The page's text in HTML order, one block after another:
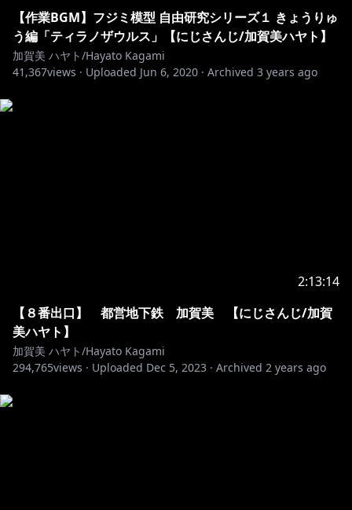
【作業BGM】フジミ模型 自由研究シリーズ１ きょうりゅ
う編「ティラノザウルス」【にじさんじ/加賀美ハヤト】
加賀美 ハヤト/Hayato Kagami
41,367views · Uploaded Jun 6, 2020 · Archived 3 years ago
2:13:14
【８番出口】 都営地下鉄 加賀美 【にじさんじ/加賀
美ハヤト】
加賀美 ハヤト/Hayato Kagami
294,765views · Uploaded Dec 5, 2023 · Archived 2 years ago